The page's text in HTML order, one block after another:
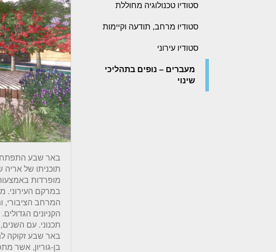
סטודיו טכנולוגיה מחוללת
סטודיו מרחב, תודעה וקיימות
סטודיו עירוני
מעברים – נופים בתהליכי
שינוי
באר שבע
מופרדות
במרקם העירוני.
המרחב הציבורי,
הקניונים
תכנוני. עם
באר שבע זקוקה
בן-גוריון, אשר